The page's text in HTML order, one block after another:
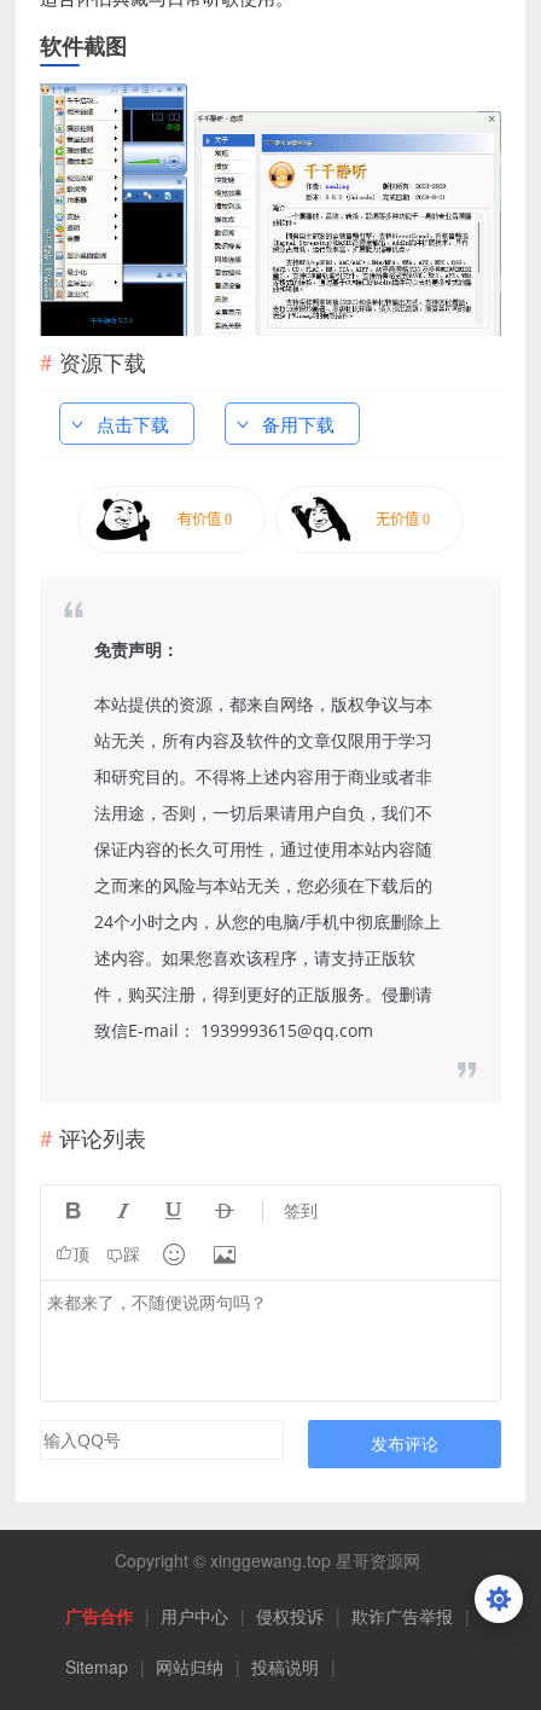
软件截图
资源下载
点击下载 备用下载
免责声明：
本站提供的资源，都来自网络，版权争议与本
站无关，所有内容及软件的文章仅限用于学习
和研究目的。不得将上述内容用于商业或者非
法用途，否则，一切后果请用户自负，我们不
保证内容的长久可用性，通过使用本站内容随
之而来的风险与本站无关，您必须在下载后的
24个小时之内，从您的电脑/手机中彻底删除上
述内容。如果您喜欢该程序，请支持正版软
件，购买注册，得到更好的正版服务。侵删请
致信E-mail： 1939993615@qq.com
评论列表
    签到
顶 踩  
发布评论
Copyright © xinggewang.top 星哥资源网
广告合作 | 用户中心 | 侵权投诉 | 欺诈广告举报 |
Sitemap | 网站归纳 | 投稿说明 |